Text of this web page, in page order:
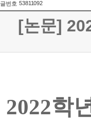
글번호 53811092
[논문]
2022학